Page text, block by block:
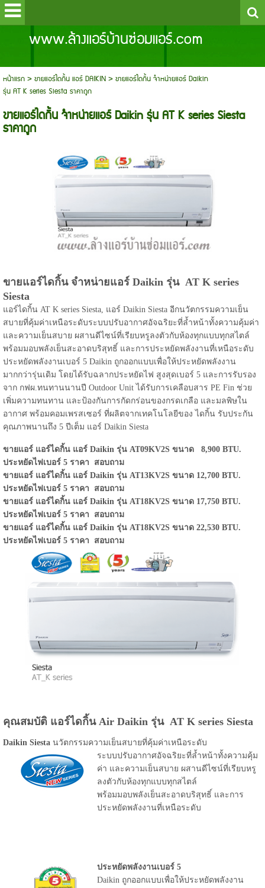
www.ล้างแอร์บ้านซ่อมแอร์.com
หน้าแรก>ขายแอร์ไดกิ้น แอร์ DAIKIN>ขายแอร์ไดกิ้น จำหน่ายแอร์ Daikin
รุ่น AT K series Siesta ราคาถูก
ขายแอร์ไดกิ้น จำหน่ายแอร์ Daikin รุ่น AT K series Siesta
ราคาถูก
ขายแอร์ไดกิ้น จำหน่ายแอร์ Daikin รุ่น AT K series
Siesta
แอร์ไดกิ้น AT K series Siesta, แอร์ Daikin Siesta อีกนวัตกรรมความเย็น
สบายที่คุ้มค่าเหนือระดับระบบปรับอากาศอัจฉริยะที่ล้ำหน้าทั้งความคุ้มค่า
และความเย็นสบาย ผสานดีไซน์ที่เรียบหรูลงตัวกับห้องทุกแบบทุกสไตล์
พร้อมมอบพลังเย็นสะอาดบริสุทธิ์ และการประหยัดพลังงานที่เหนือระดับ
ประหยัดพลังงานเบอร์ 5 Daikin ถูกออกแบบเพื่อให้ประหยัดพลังงาน
มากกว่ารุ่นเดิม โดยได้รับฉลากประหยัดไฟ สูงสุดเบอร์ 5 และการรับรอง
จาก กฟผ.ทนทานนานปี Outdoor Unit ได้รับการเคลือบสาร PE Fin ช่วย
เพิ่มความทนทาน และป้องกันการกัดกร่อนของกรดเกลือ และมลพิษใน
อากาศ พร้อมคอมเพรสเซอร์ ที่ผลิตจากเทคโนโลยีของ ไดกิ้น รับประกัน
คุณภาพนานถึง 5 ปีเต็ม แอร์ Daikin Siesta
ขายแอร์ แอร์ไดกิ้น แอร์ Daikin รุ่น AT09KV2S ขนาด 8,900 BTU.
ประหยัดไฟเบอร์ 5 ราคา สอบถาม
ขายแอร์ แอร์ไดกิ้น แอร์ Daikin รุ่น AT13KV2S ขนาด 12,700 BTU.
ประหยัดไฟเบอร์ 5 ราคา สอบถาม
ขายแอร์ แอร์ไดกิ้น แอร์ Daikin รุ่น AT18KV2S ขนาด 17,750 BTU.
ประหยัดไฟเบอร์ 5 ราคา สอบถาม
ขายแอร์ แอร์ไดกิ้น แอร์ Daikin รุ่น AT18KV2S ขนาด 22,530 BTU.
ประหยัดไฟเบอร์ 5 ราคา สอบถาม
คุณสมบัติ แอร์ไดกิ้น Air Daikin รุ่น AT K series Siesta
Daikin Siestaนวัตกรรมความเย็นสบายที่คุ้มค่าเหนือระดับ
ระบบปรับอากาศอัจฉริยะที่ล้ำหน้าทั้งความคุ้ม
ค่า และความเย็นสบาย ผสานดีไซน์ที่เรียบหรู
ลงตัวกับห้องทุกแบบทุกสไตล์
พร้อมมอบพลังเย็นสะอาดบริสุทธิ์ และการ
ประหยัดพลังงานที่เหนือระดับ
ประหยัดพลังงานเบอร์ 5
Daikin ถูกออกแบบเพื่อให้ประหยัดพลังงาน